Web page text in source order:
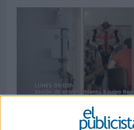
14 DE AGOSTO DE 2015